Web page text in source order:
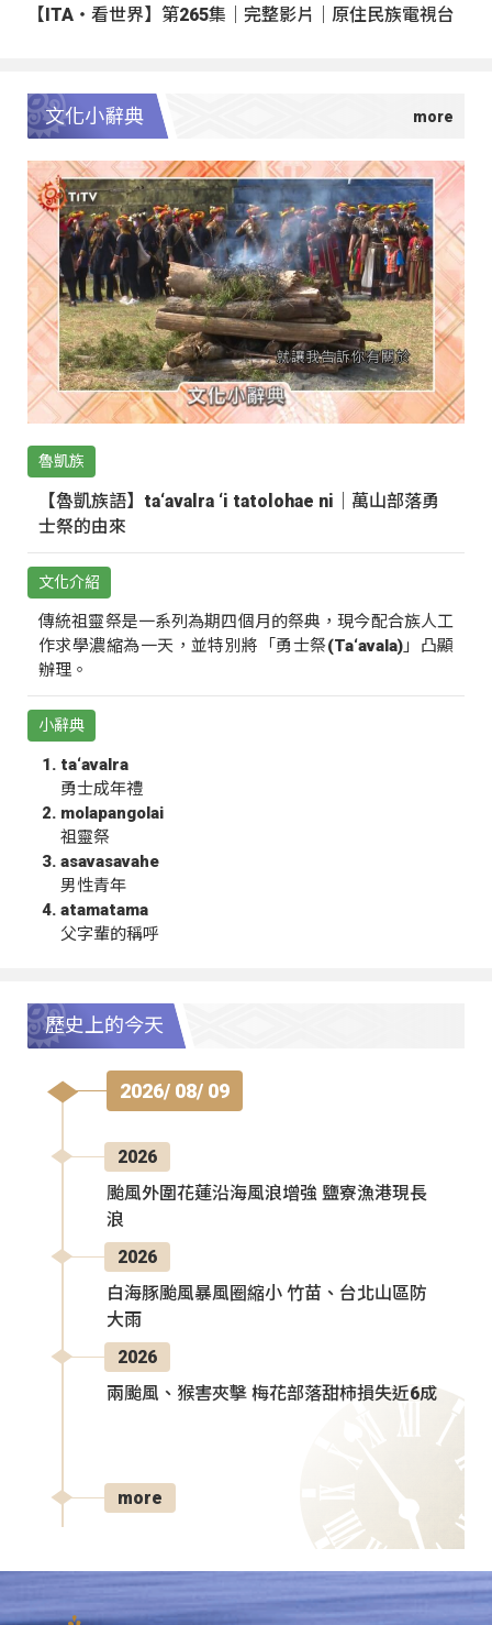
【ITA・看世界】第265集｜完整影片｜原住民族電視台
文化小辭典
魯凱族
【魯凱族語】ta‘avalra ‘i tatolohae ni｜萬山部落勇
士祭的由來
文化介紹
傳統祖靈祭是一系列為期四個月的祭典，現今配合族人工
作求學濃縮為一天，並特別將「勇士祭(Ta‘avala)」凸顯
辦理。
小辭典
ta‘avalra
勇士成年禮
molapangolai
祖靈祭
asavasavahe
男性青年
atamatama
父字輩的稱呼
歷史上的今天
2026/ 08/ 09
2026
颱風外圍花蓮沿海風浪增強 鹽寮漁港現長
浪
2026
白海豚颱風暴風圈縮小 竹苗、台北山區防
大雨
2026
兩颱風、猴害夾擊 梅花部落甜柿損失近6成
more